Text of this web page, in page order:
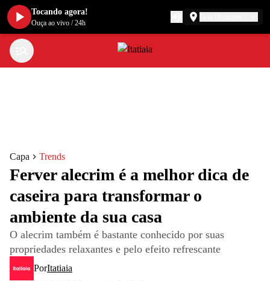
Capa Trends
Ferver alecrim é a melhor dica de
caseira para transformar o
ambiente da sua casa
O alecrim também é bastante conhecido por suas
propriedades relaxantes e pelo efeito refrescante
PorItatiaia
Tocando agora!
Ouça ao vivo /24h